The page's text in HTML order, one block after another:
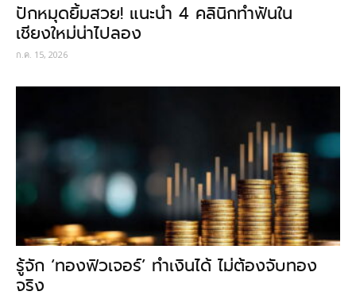
ปักหมุดยิ้มสวย! แนะนำ 4 คลินิกทำฟันใน
เชียงใหม่น่าไปลอง
ก.ค. 15, 2026
รู้จัก ‘ทองฟิวเจอร์’ ทำเงินได้ ไม่ต้องจับทอง
จริง